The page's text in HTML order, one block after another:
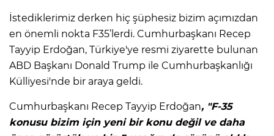
İstediklerimiz derken hiç şüphesiz bizim açımızdan
en önemli nokta F35’lerdi. Cumhurbaşkanı Recep
Tayyip Erdoğan, Türkiye'ye resmi ziyarette bulunan
ABD Başkanı Donald Trump ile Cumhurbaşkanlığı
Külliyesi'nde bir araya geldi.
Cumhurbaşkanı Recep Tayyip Erdoğan, "F-35
konusu bizim için yeni bir konu değil ve daha